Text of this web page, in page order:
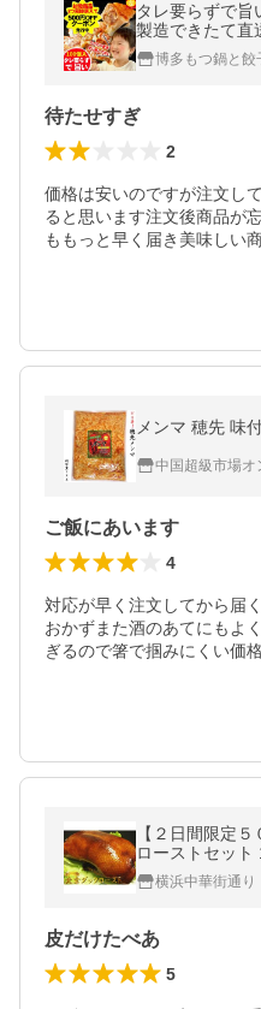
タレ要らずで旨
製造できたて直
凍 餃子 ぎょう
華 お中元 ギフ
博多もつ鍋と餃
待たせすぎ
2
価格は安いのですが注文し
ると思います注文後商品が
ももっと早く届き美味しい
メンマ 穂先 味
中国超級市場オ
ご飯にあいます
4
対応が早く注文してから届
おかずまた酒のあてにもよ
ぎるので箸で掴みにくい価
【２日間限定
ローストセット
オヤーピン30枚
ント パーティー
横浜中華街通り
皮だけたべあ
5